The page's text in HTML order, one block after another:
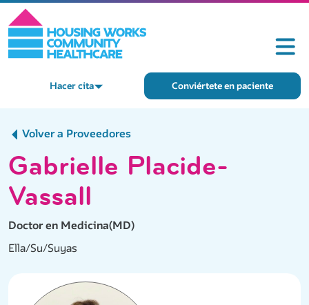
Hacer cita Conviértete en paciente
Volver a Proveedores
Gabrielle Placide-
Vassall
Doctor en Medicina(MD)
Ella/Su/Suyas